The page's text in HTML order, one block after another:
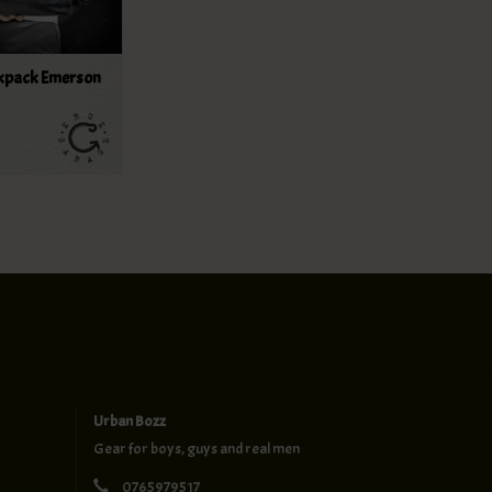
Emerson
Urban Bozz
Gear for boys, guys and real men
0765979517